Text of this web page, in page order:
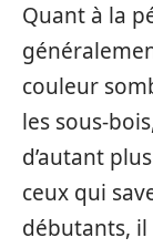
Quant à la
couleur
les sous-
d’autant
ceux qui
débutants, il